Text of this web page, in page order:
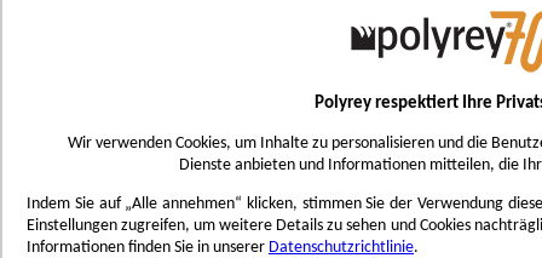
Polyrey respektiert Ihre
Wir verwenden Cookies, um Inhalte zu personalisieren und die
Dienste anbieten und Informationen mitteilen, die
Indem Sie auf „Alle annehmen“ klicken, stimmen Sie der Verwendung
Einstellungen zugreifen, um weitere Details zu sehen und Cookies
Informationen finden Sie in unserer Datenschutzrichtlinie.
UK - Ireland
Português
Italiano
Nederlands